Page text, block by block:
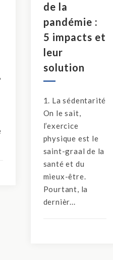
de la
pandémie :
5 impacts et
leur
solution
1. La sédentarité
On le sait,
l’exercice
physique est le
saint-graal de la
santé et du
mieux-être.
Pourtant, la
dernièr...